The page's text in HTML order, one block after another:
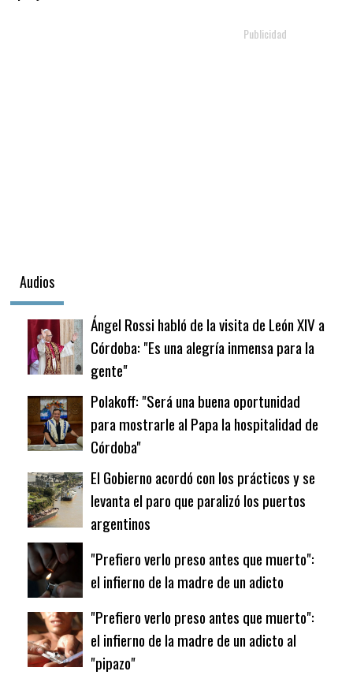
Audios
Ángel Rossi habló de la visita de León XIV a
Córdoba: "Es una alegría inmensa para la
gente"
Polakoff: "Será una buena oportunidad
para mostrarle al Papa la hospitalidad de
Córdoba"
El Gobierno acordó con los prácticos y se
levanta el paro que paralizó los puertos
argentinos
"Prefiero verlo preso antes que muerto":
el infierno de la madre de un adicto
"Prefiero verlo preso antes que muerto":
el infierno de la madre de un adicto al
"pipazo"